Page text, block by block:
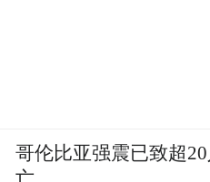
哥伦比亚强震已致超